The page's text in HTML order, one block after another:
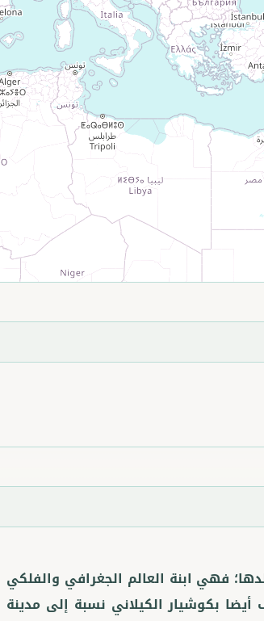
فهي ابنة العالم الجغرافي والفلكي
المتوفى سنة (420هـ/1029م)، ويعرف أيضا بكوشيار الكيلاني نسبة إلى مدينة